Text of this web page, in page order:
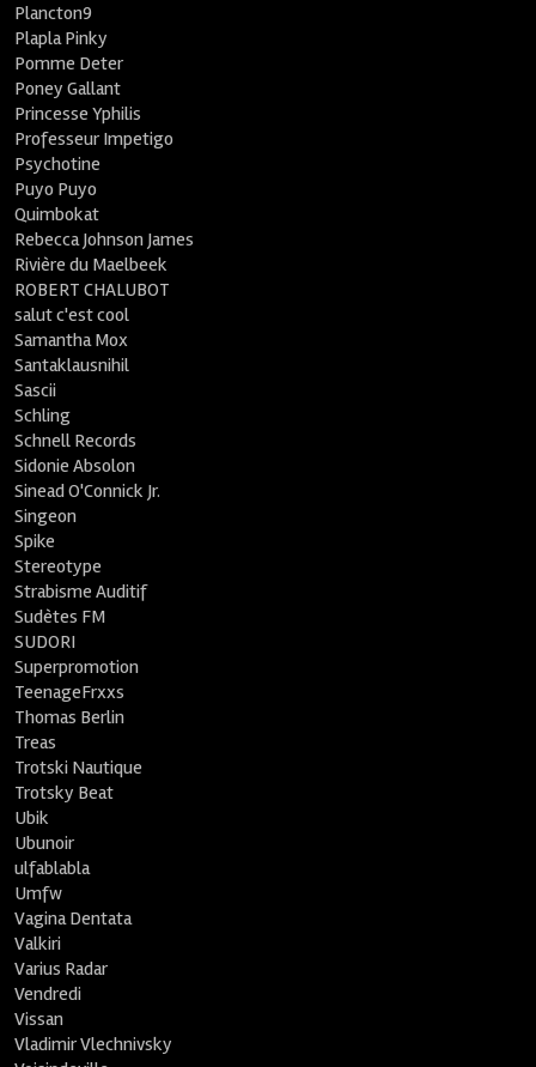
Plancton9
Plapla Pinky
Pomme Deter
Poney Gallant
Princesse Yphilis
Professeur Impetigo
Psychotine
Puyo Puyo
Quimbokat
Rebecca Johnson James
Rivière du Maelbeek
ROBERT CHALUBOT
salut c'est cool
Samantha Mox
Santaklausnihil
Sascii
Schling
Schnell Records
Sidonie Absolon
Sinead O'Connick Jr.
Singeon
Spike
Stereotype
Strabisme Auditif
Sudètes FM
SUDORI
Superpromotion
TeenageFrxxs
Thomas Berlin
Treas
Trotski Nautique
Trotsky Beat
Ubik
Ubunoir
ulfablabla
Umfw
Vagina Dentata
Valkiri
Varius Radar
Vendredi
Vissan
Vladimir Vlechnivsky